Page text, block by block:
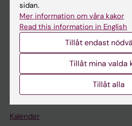
The Conversation
Nyhetsarkivet
Kontakta oss
Kalender
sidan.
Mer information om våra kakor
Read this information in English
Tillåt endast
Tillåt mina valda
Tillåt alla